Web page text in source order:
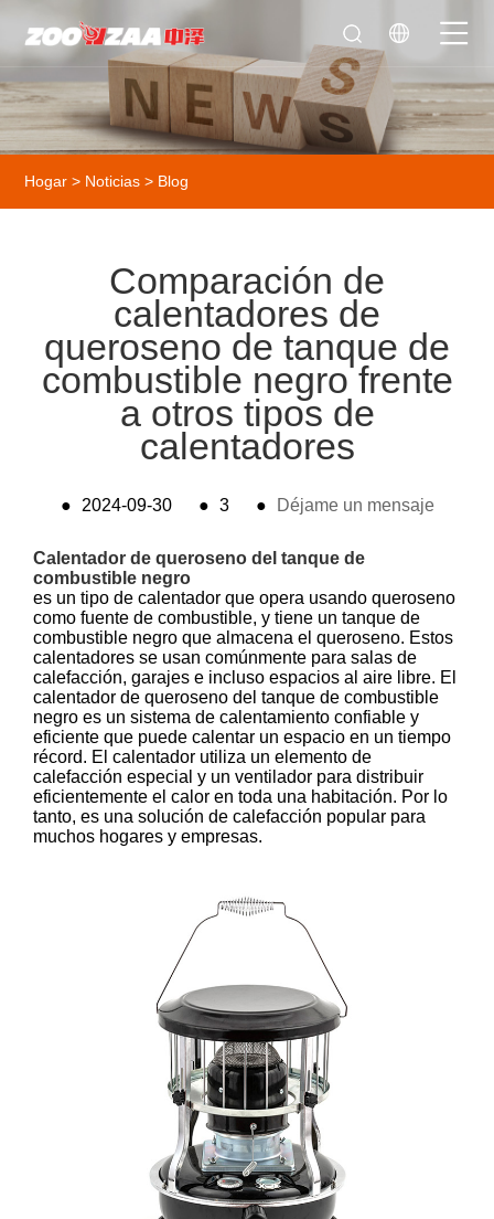
Hogar > Noticias > Blog
Comparación de
calentadores de
queroseno de tanque de
combustible negro frente
a otros tipos de
calentadores
● 2024-09-30 ● 3 ● Déjame un mensaje
Calentador de queroseno del tanque de
combustible negro
es un tipo de calentador que opera usando queroseno
como fuente de combustible, y tiene un tanque de
combustible negro que almacena el queroseno. Estos
calentadores se usan comúnmente para salas de
calefacción, garajes e incluso espacios al aire libre. El
calentador de queroseno del tanque de combustible
negro es un sistema de calentamiento confiable y
eficiente que puede calentar un espacio en un tiempo
récord. El calentador utiliza un elemento de
calefacción especial y un ventilador para distribuir
eficientemente el calor en toda una habitación. Por lo
tanto, es una solución de calefacción popular para
muchos hogares y empresas.